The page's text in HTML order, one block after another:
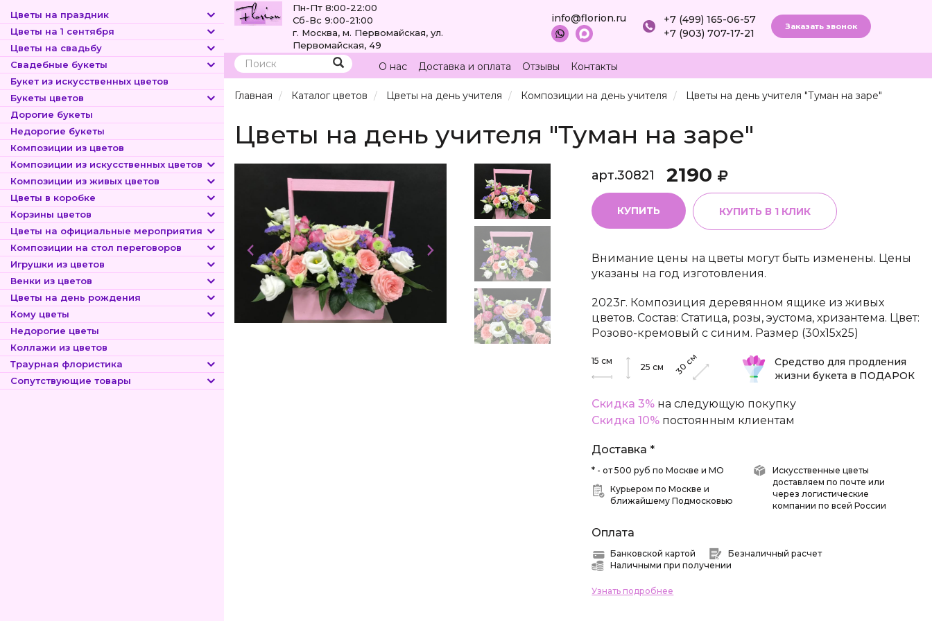
Цветы на праздник
Цветы на 1 сентября
Цветы на свадьбу
Свадебные букеты
Букет из искусственных цветов
Букеты цветов
Дорогие букеты
Недорогие букеты
Композиции из цветов
Композиции из искусственных цветов
Композиции из живых цветов
Цветы в коробке
Корзины цветов
Цветы на официальные мероприятия
Композиции на стол переговоров
Игрушки из цветов
Венки из цветов
Цветы на день рождения
Кому цветы
Недорогие цветы
Коллажи из цветов
Траурная флористика
Сопутствующие товары
Пн-Пт 8:00-22:00
Сб-Вс 9:00-21:00
г. Москва, м. Первомайская, ул.
Первомайская, 49
info@florion.ru
+7 (499) 165-06-57
+7 (903) 707-17-21
Заказать звонок
Поиск
О нас Доставка и оплата Отзывы Контакты
Главная Каталог цветов Цветы на день учителя Композиции на день учителя Цветы на день учителя "Туман на заре"
Цветы на день учителя "Туман на заре"
арт.30821 2190
КУПИТЬ КУПИТЬ В 1 КЛИК
Внимание цены на цветы могут быть изменены. Цены
указаны на год изготовления.
2023г. Композиция деревянном ящике из живых
цветов. Состав: Статица, розы, эустома, хризантема. Цвет:
Розово-кремовый с синим. Размер (30х15х25)
15 см
25 см 30
см
Средство для продления
жизни букета в ПОДАРОК
Скидка 3% на следующую покупку
Скидка 10% постоянным клиентам
Доставка *
* - от 500 руб по Москве и МО
Курьером по Москве и
ближайшему Подмосковью
Искусственные цветы
доставляем по почте или
через логистические
компании по всей России
Оплата
Банковской картой
Безналичный расчет
Наличными при получении
Узнать подробнее